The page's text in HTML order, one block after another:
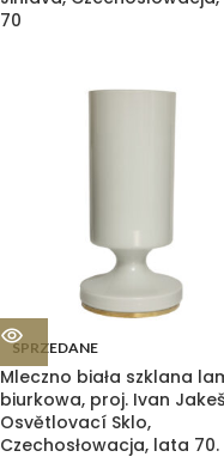
70
SPRZEDANE
Mleczno biała szklana
biurkowa, proj. Ivan
Osvětlovací Sklo,
Czechosłowacja, lata 70.